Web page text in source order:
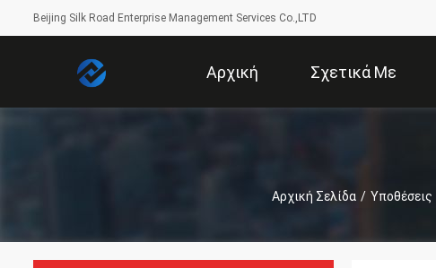
Beijing Silk Road Enterprise Management Services Co.,LTD
Αρχική Σχετικά Με
Αρχική Σελίδα / Υποθέσεις